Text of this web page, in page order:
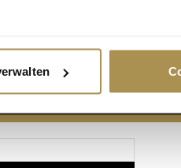
werden, und legen Sie Ihre
Funktionen für soziale